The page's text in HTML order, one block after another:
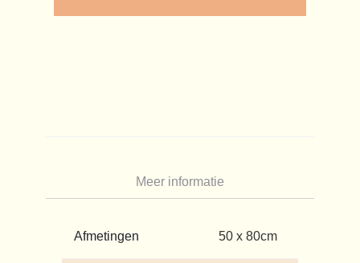
Meer informatie
Afmetingen 50 x 80cm